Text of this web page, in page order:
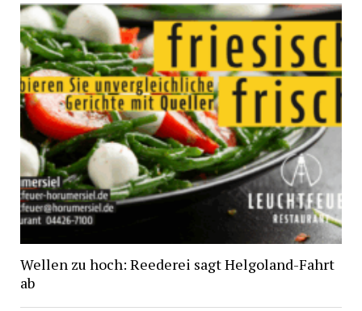
Wellen zu hoch: Reederei sagt Helgoland-Fahrt
ab